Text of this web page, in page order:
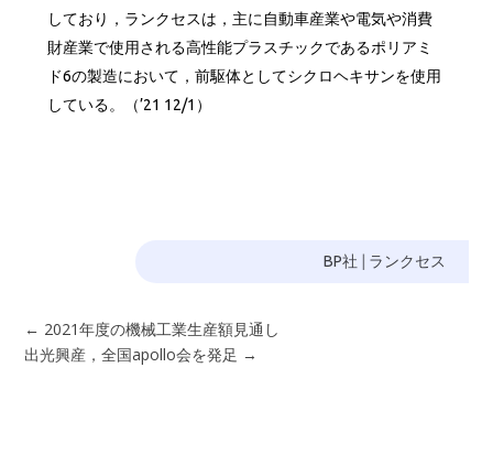
しており，ランクセスは，主に自動車産業や電気や消費
財産業で使用される高性能プラスチックであるポリアミ
ド6の製造において，前駆体としてシクロヘキサンを使用
している。（’21 12/1）
BP社 | ランクセス
← 2021年度の機械工業生産額見通し
出光興産，全国apollo会を発足 →